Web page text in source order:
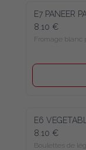
E7 PANEER
8.10 €
Fromage blanc
E6
8.10 €
Boulettes de